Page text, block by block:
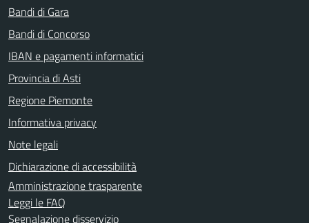
Bandi di Gara
Bandi di Concorso
IBAN e pagamenti informatici
Provincia di Asti
Regione Piemonte
Informativa privacy
Note legali
Dichiarazione di accessibilità
Amministrazione trasparente
Leggi le FAQ
Segnalazione disservizio